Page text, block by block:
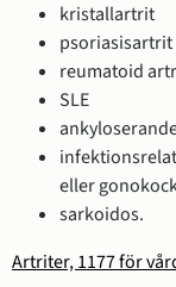
kristallartrit
psoriasisartrit
reumatoid
SLE
eller
sarkoidos.
Artriter, 1177 för